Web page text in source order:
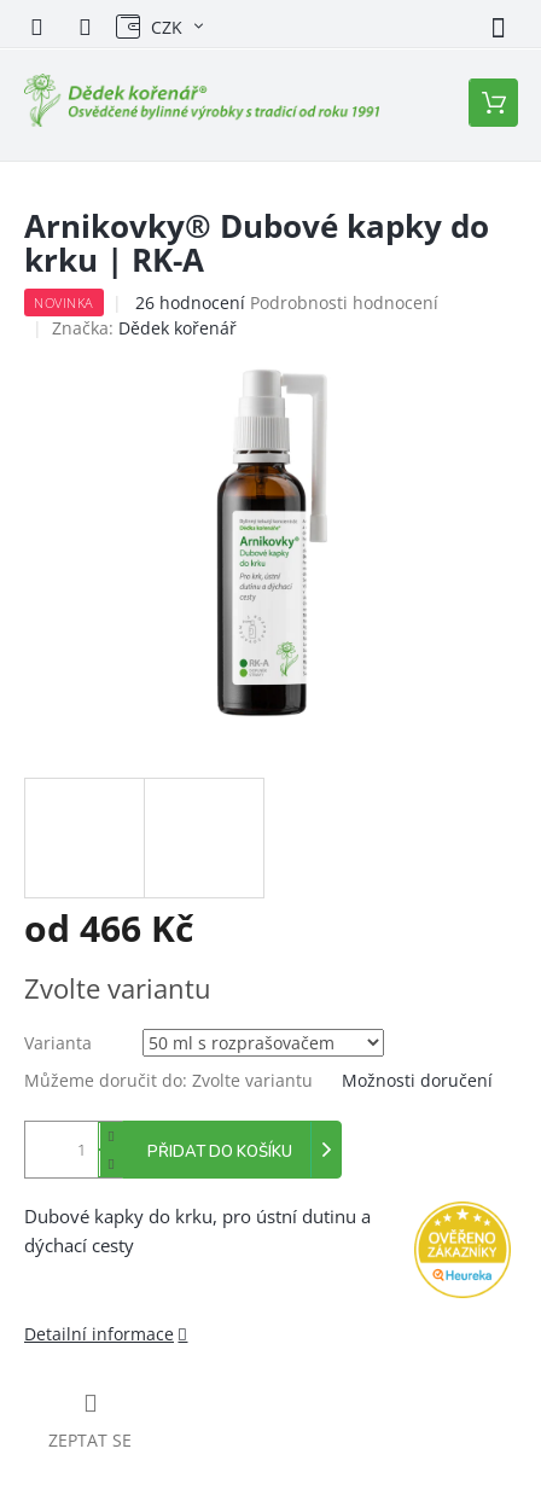
obsah
CZK
košík
Arnikovky® Dubové kapky do
krku | RK-A
NOVINKA
Průměrné
hodnocení
26 hodnocení Podrobnosti hodnocení
Značka: Dědek kořenář
od 466 Kč
cena:
Zvolte variantu
Varianta
Můžeme doručit do: Zvolte variantu Možnosti doručení
PŘIDAT DO KOŠÍKU
Dubové kapky do krku, pro ústní dutinu a
dýchací cesty
Detailní informace
ZEPTAT SE